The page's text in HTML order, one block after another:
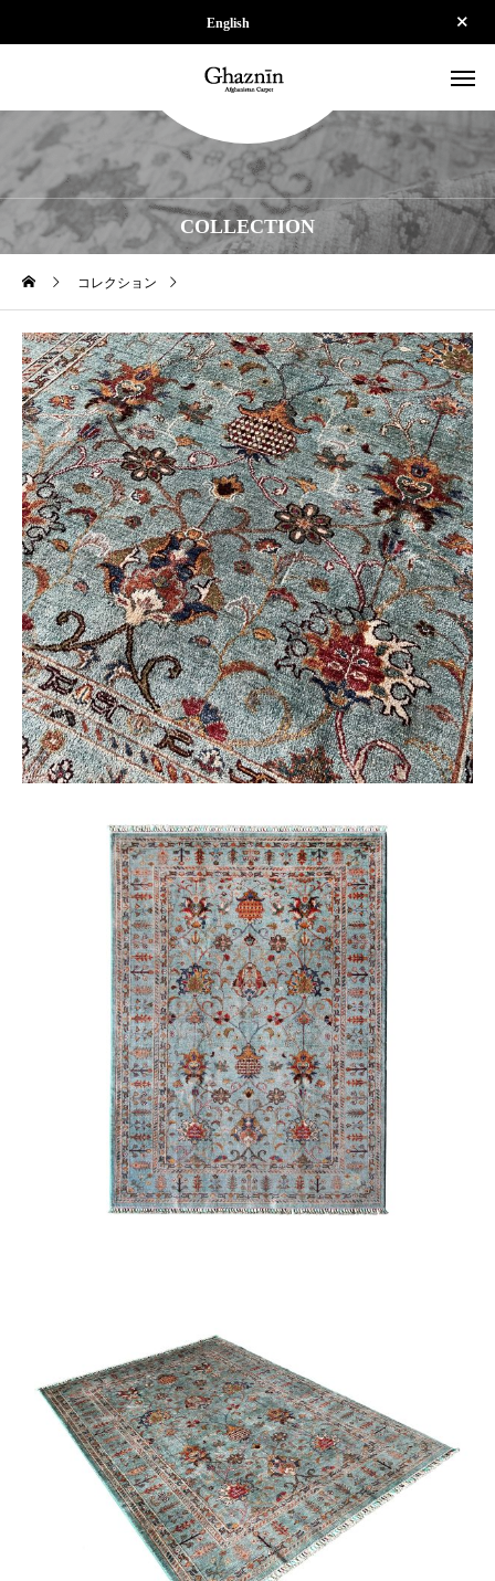
English
COLLECTION
コレクション